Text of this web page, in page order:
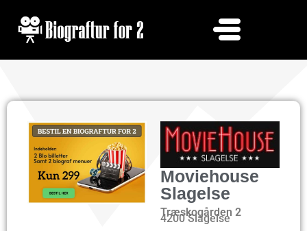
Moviehouse
Slagelse
Træskogården 2
4200 Slagelse